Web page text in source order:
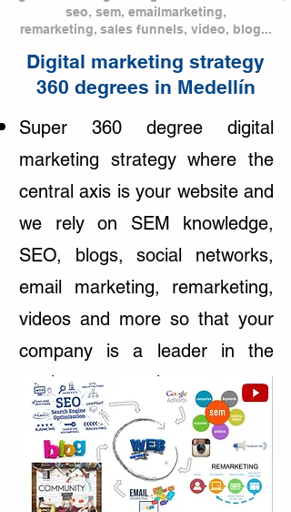
seo, sem, emailmarketing,
remarketing, sales funnels, video, blog...
Digital marketing strategy
360 degrees in Medellín
Super 360 degree digital
marketing strategy where the
central axis is your website and
we rely on SEM knowledge,
SEO, blogs, social networks,
email marketing, remarketing,
videos and more so that your
company is a leader in the
market segment it operates. .